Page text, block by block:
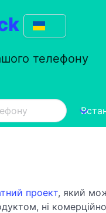
телефону
проект, який
ні